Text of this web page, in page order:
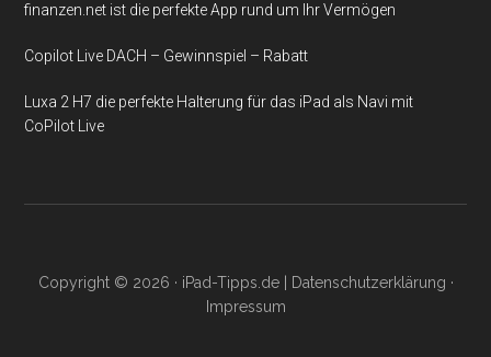
finanzen.net ist die perfekte App rund um Ihr Vermögen
Copilot Live DACH – Gewinnspiel – Rabatt
Luxa 2 H7 die perfekte Halterung für das iPad als Navi mit
CoPilot Live
Copyright © 2026 · iPad-Tipps.de| Datenschutzerklärung ·
Impressum